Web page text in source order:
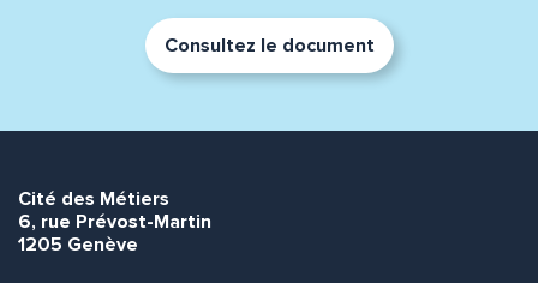
Consultez le document
Cité des Métiers
6, rue Prévost-Martin
1205 Genève